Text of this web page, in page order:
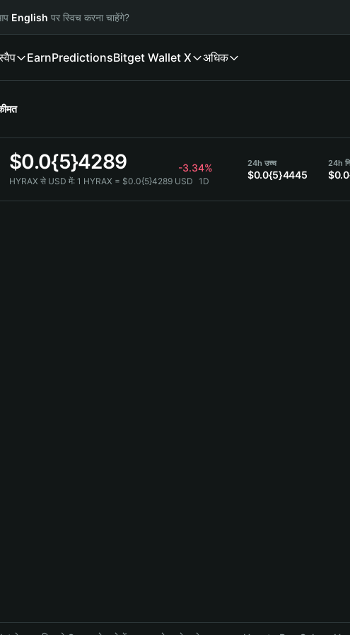
English पर स्विच करना चाहेंगे?
EarnPredictionsBitget Wallet X अधिक
$0.0{5}4289 -3.34%
HYRAX से USD में: 1 HYRAX = $0.0{5}4289 USD 1D
24h उच्च
$0.0{5}4445
24h